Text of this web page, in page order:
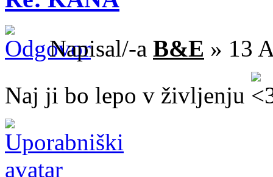
Napisal/-a B&E » 13
Naj ji bo lepo v življenju